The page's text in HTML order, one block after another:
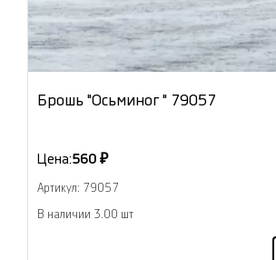
Брошь "Осьминог " 79057
Цена:560 ₽
Артикул: 79057
В наличии 3.00 шт